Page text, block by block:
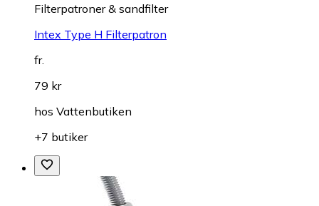
Filterpatroner & sandfilter
Intex Type H Filterpatron
fr.
79 kr
hos Vattenbutiken
+7 butiker